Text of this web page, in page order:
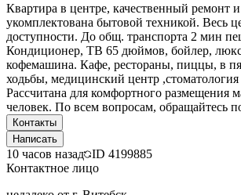
Квартира в центре, качественный ремонт
укомплектована бытовой техникой. Весь
доступности. До общ. транспорта 2 мин
Кондиционер, ТВ 65 дюймов, бойлер,
кофемашина. Кафе, рестораны, пиццы, в
ходьбы, медицинский центр
Рассчитана для комфортного размещения
человек. По всем вопросам, обращайтесь
Контакты
Написать
10 часов назад ID 4199885
Контактное лицо